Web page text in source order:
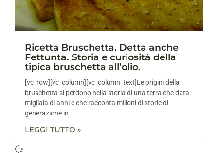
Ricetta Bruschetta. Detta anche
Fettunta. Storia e curiosità della
tipica bruschetta all’olio.
[vc_row][vc_column][vc_column_text]Le origini della
bruschetta si perdono nella storia di una terra che data
migliaia di anni e che racconta milioni di storie di
generazione in
LEGGI TUTTO »